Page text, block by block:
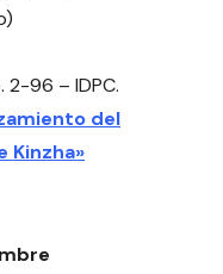
2-96 – IDPC.
del
Kinzha»